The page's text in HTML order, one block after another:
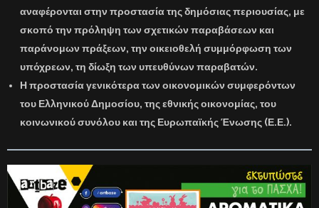
αναφέρονται στην προστασία της δημόσιας περιουσίας, με
σκοπό την πρόληψη των σχετικών παραβάσεων και
παράνομων πράξεων, την οικειοθελή συμμόρφωση των
υπόχρεων, τη δίωξη των υπευθύνων παραβατών.
Η προστασία γενικότερα των οικονομικών συμφερόντων
του Ελληνικού Δημοσίου, της εθνικής οικονομίας, του
κοινωνικού συνόλου και της Ευρωπαϊκής Ένωσης (Ε.Ε.).